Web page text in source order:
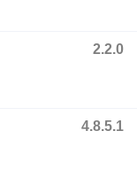
2.2.0
4.8.5.1